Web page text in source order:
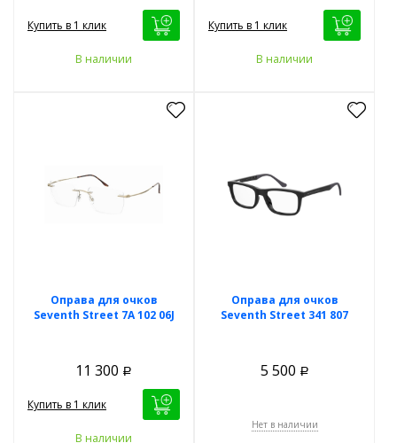
Купить в 1 клик
В наличии
Купить в 1 клик
В наличии
Оправа для очков
Seventh Street 7A 102 06J
11 300 Р
Купить в 1 клик
В наличии
Оправа для очков
Seventh Street 341 807
5 500 Р
Нет в наличии